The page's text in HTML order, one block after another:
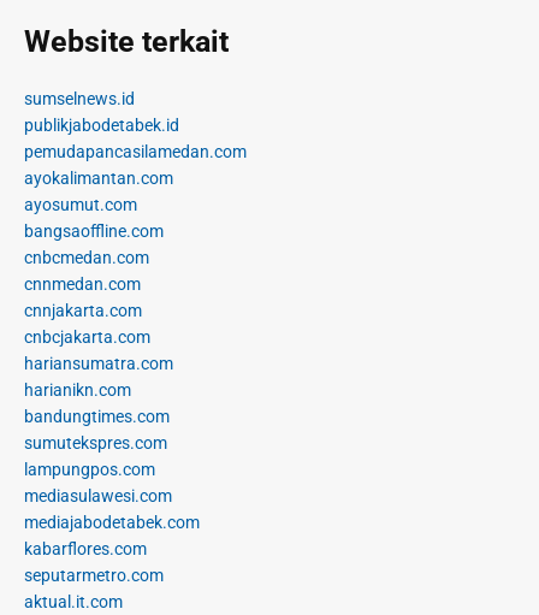
Website terkait
sumselnews.id
publikjabodetabek.id
pemudapancasilamedan.com
ayokalimantan.com
ayosumut.com
bangsaoffline.com
cnbcmedan.com
cnnmedan.com
cnnjakarta.com
cnbcjakarta.com
hariansumatra.com
harianikn.com
bandungtimes.com
sumutekspres.com
lampungpos.com
mediasulawesi.com
mediajabodetabek.com
kabarflores.com
seputarmetro.com
aktual.it.com